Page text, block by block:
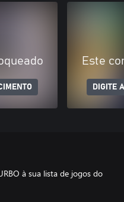
Este
DIGITE
à sua lista de jogos do